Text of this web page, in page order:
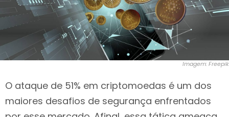
Imagem: Freepik
O ataque de 51% em criptomoedas é um dos
maiores desafios de segurança enfrentados